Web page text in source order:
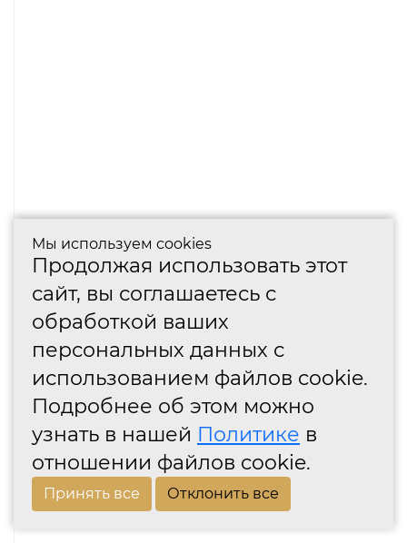
Мы используем cookies
Продолжая использовать этот
сайт, вы соглашаетесь с
обработкой ваших
персональных данных с
использованием файлов cookie.
Подробнее об этом можно
узнать в нашей Политике в
отношении файлов cookie.
Принять все Отклонить все